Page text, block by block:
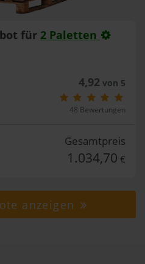
für 2 Paletten
4,92von 5
48 Bewertungen
Gesamtpreis
1.034,70 €
anzeigen